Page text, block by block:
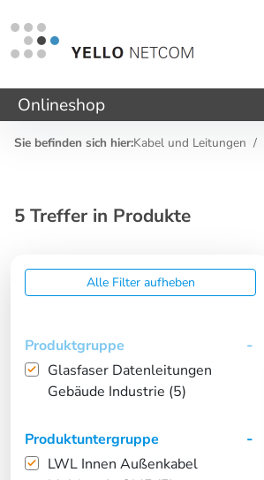
Onlineshop
Sie befinden sich hier:Kabel und Leitungen
5 Treffer in Produkte
Alle Filter aufheben
Produktgruppe
Glasfaser Datenleitungen
Gebäude Industrie (5)
Produktuntergruppe
LWL Innen Außenkabel